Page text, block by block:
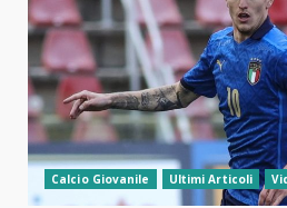
Calcio Giovanile Ultimi Articoli